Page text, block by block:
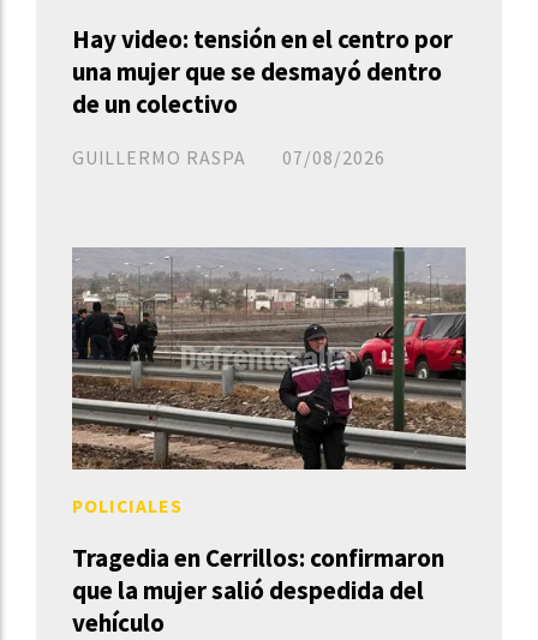
Hay video: tensión en el centro por
una mujer que se desmayó dentro
de un colectivo
GUILLERMO RASPA 07/08/2026
Tragedia en Cerrillos: confirmaron
que la mujer salió despedida del
vehículo
POLICIALES